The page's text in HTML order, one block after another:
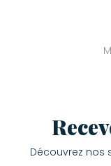
Découvrez nos